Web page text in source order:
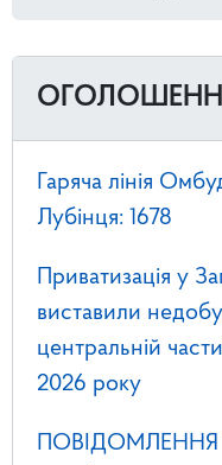
Гаряча лінія
Лубінця: 1678
Приватизація у
виставили
центральній
2026 року
ПОВІДОМЛЕННЯ